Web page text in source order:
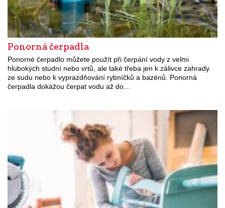
Ponorná čerpadla
Ponorné čerpadlo můžete použít při čerpání vody z velmi
hlubokých studní nebo vrtů, ale také třeba jen k zálivce zahrady
ze sudu nebo k vyprazdňování rybníčků a bazénů. Ponorná
čerpadla dokážou čerpat vodu až do…